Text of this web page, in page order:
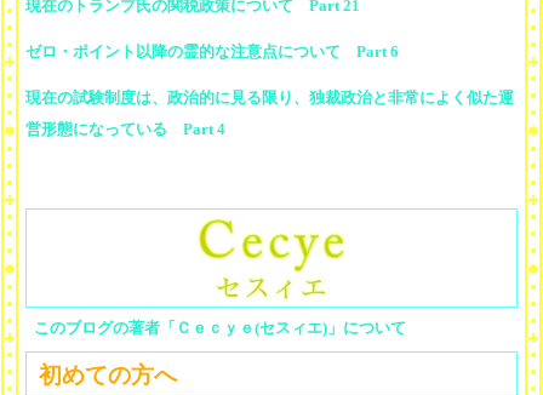
現在のトランプ氏の関税政策について Part 21
ゼロ・ポイント以降の霊的な注意点について Part 6
現在の試験制度は、政治的に見る限り、独裁政治と非常によく似た運
営形態になっている Part 4
このブログの著者「Ｃｅｃｙｅ(セスィエ)」について
初めての方へ